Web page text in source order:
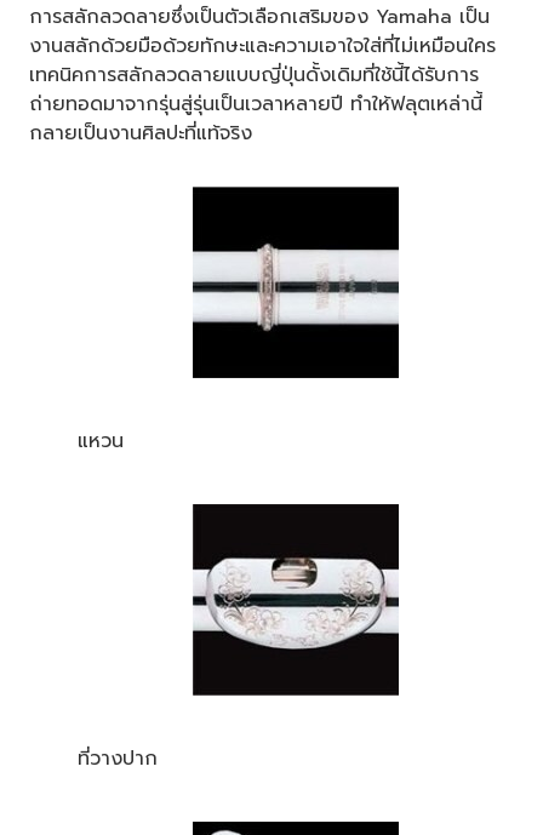
การสลักลวดลายซึ่งเป็นตัวเลือกเสริมของ Yamaha เป็น
งานสลักด้วยมือด้วยทักษะและความเอาใจใส่ที่ไม่เหมือนใคร
เทคนิคการสลักลวดลายแบบญี่ปุ่นดั้งเดิมที่ใช้นี้ได้รับการ
ถ่ายทอดมาจากรุ่นสู่รุ่นเป็นเวลาหลายปี ทำให้ฟลุตเหล่านี้
กลายเป็นงานศิลปะที่แท้จริง
แหวน
ที่วางปาก